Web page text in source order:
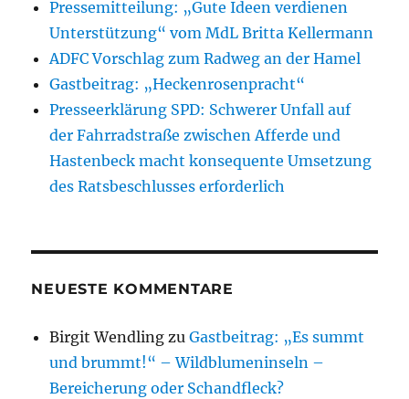
Pressemitteilung: „Gute Ideen verdienen
Unterstützung“ vom MdL Britta Kellermann
ADFC Vorschlag zum Radweg an der Hamel
Gastbeitrag: „Heckenrosenpracht“
Presseerklärung SPD: Schwerer Unfall auf
der Fahrradstraße zwischen Afferde und
Hastenbeck macht konsequente Umsetzung
des Ratsbeschlusses erforderlich
NEUESTE KOMMENTARE
Birgit Wendling zuGastbeitrag: „Es summt
und brummt!“ – Wildblumeninseln –
Bereicherung oder Schandfleck?